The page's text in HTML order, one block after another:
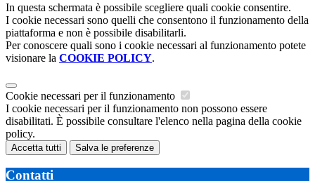
In questa schermata è possibile scegliere quali cookie consentire.
I cookie necessari sono quelli che consentono il funzionamento della
piattaforma e non è possibile disabilitarli.
Per conoscere quali sono i cookie necessari al funzionamento potete
visionare la COOKIE POLICY.
Cookie necessari per il funzionamento
I cookie necessari per il funzionamento non possono essere
disabilitati. È possibile consultare l'elenco nella pagina della cookie
policy.
Accetta tutti Salva le preferenze
Contatti